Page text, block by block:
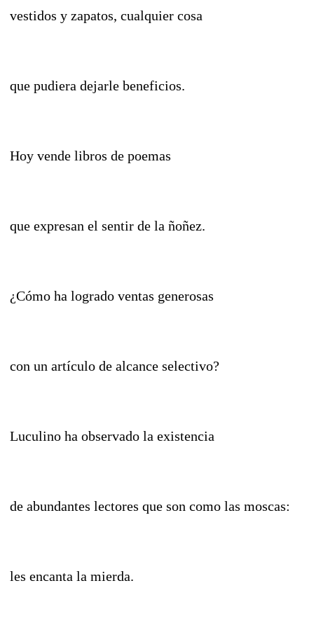
vestidos y zapatos, cualquier cosa
que pudiera dejarle beneficios.
Hoy vende libros de poemas
que expresan el sentir de la ñoñez.
¿Cómo ha logrado ventas generosas
con un artículo de alcance selectivo?
Luculino ha observado la existencia
de abundantes lectores que son como las moscas:
les encanta la mierda.